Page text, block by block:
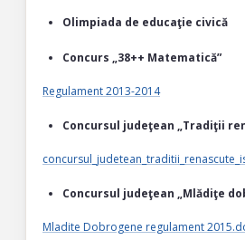
Olimpiada de educaţie civică
Concurs „38++ Matematică”
Regulament 2013-2014
Concursul judeţean „Tradiţii
Concursul judeţean „Mlădiţe
Mladite Dobrogene regulament